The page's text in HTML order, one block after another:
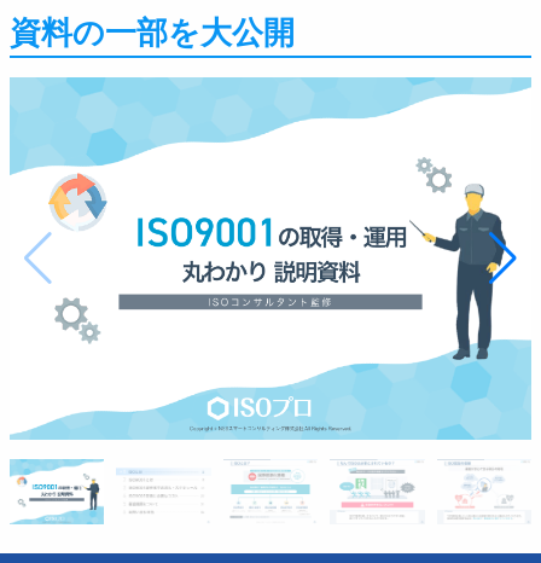
資料の一部を大公開